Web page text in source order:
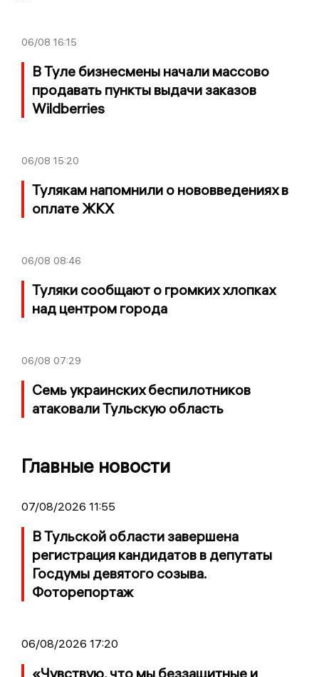
06/08 16:15
В Туле бизнесмены начали массово
продавать пункты выдачи заказов
Wildberries
06/08 15:20
Тулякам напомнили о нововведениях в
оплате ЖКХ
06/08 08:46
Туляки сообщают о громких хлопках
над центром города
06/08 07:29
Семь украинских беспилотников
атаковали Тульскую область
Главные новости
07/08/2026 11:55
В Тульской области завершена
регистрация кандидатов в депутаты
Госдумы девятого созыва.
Фоторепортаж
06/08/2026 17:20
«Чувствую, что мы беззащитные и